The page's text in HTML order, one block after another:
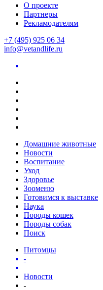
О проекте
Партнеры
Рекламодателям
+7 (495) 925 06 34
info@vetandlife.ru
Домашние животные
Новости
Воспитание
Уход
Здоровье
Зооменю
Готовимся к выставке
Наука
Породы кошек
Породы собак
Поиск
Питомцы
-
Новости
-